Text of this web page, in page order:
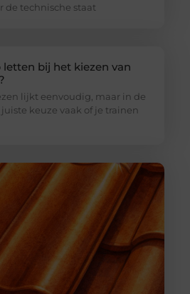
de technische staat
bij het kiezen van
lijkt eenvoudig, maar in de
keuze vaak of je trainen